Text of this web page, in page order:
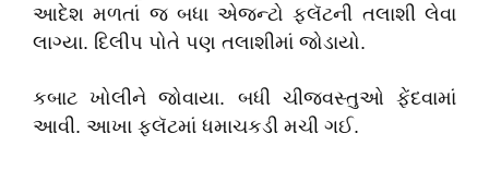
આદેશ મળતાં જ બધા એજન્ટો ફ્લૅટની તલાશી લેવા
લાગ્યા. દિલીપ પોતે પણ તલાશીમાં જોડાયો.
કબાટ ખોલીને જોવાયા. બધી ચીજવસ્તુઓ ફેંદવામાં
આવી. આખા ફ્લૅટમાં ધમાચકડી મચી ગઈ.